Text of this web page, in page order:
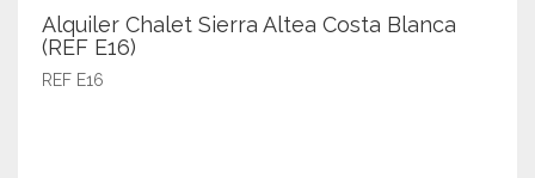
Alquiler Chalet Sierra Altea Costa Blanca
(REF E16)
REF E16